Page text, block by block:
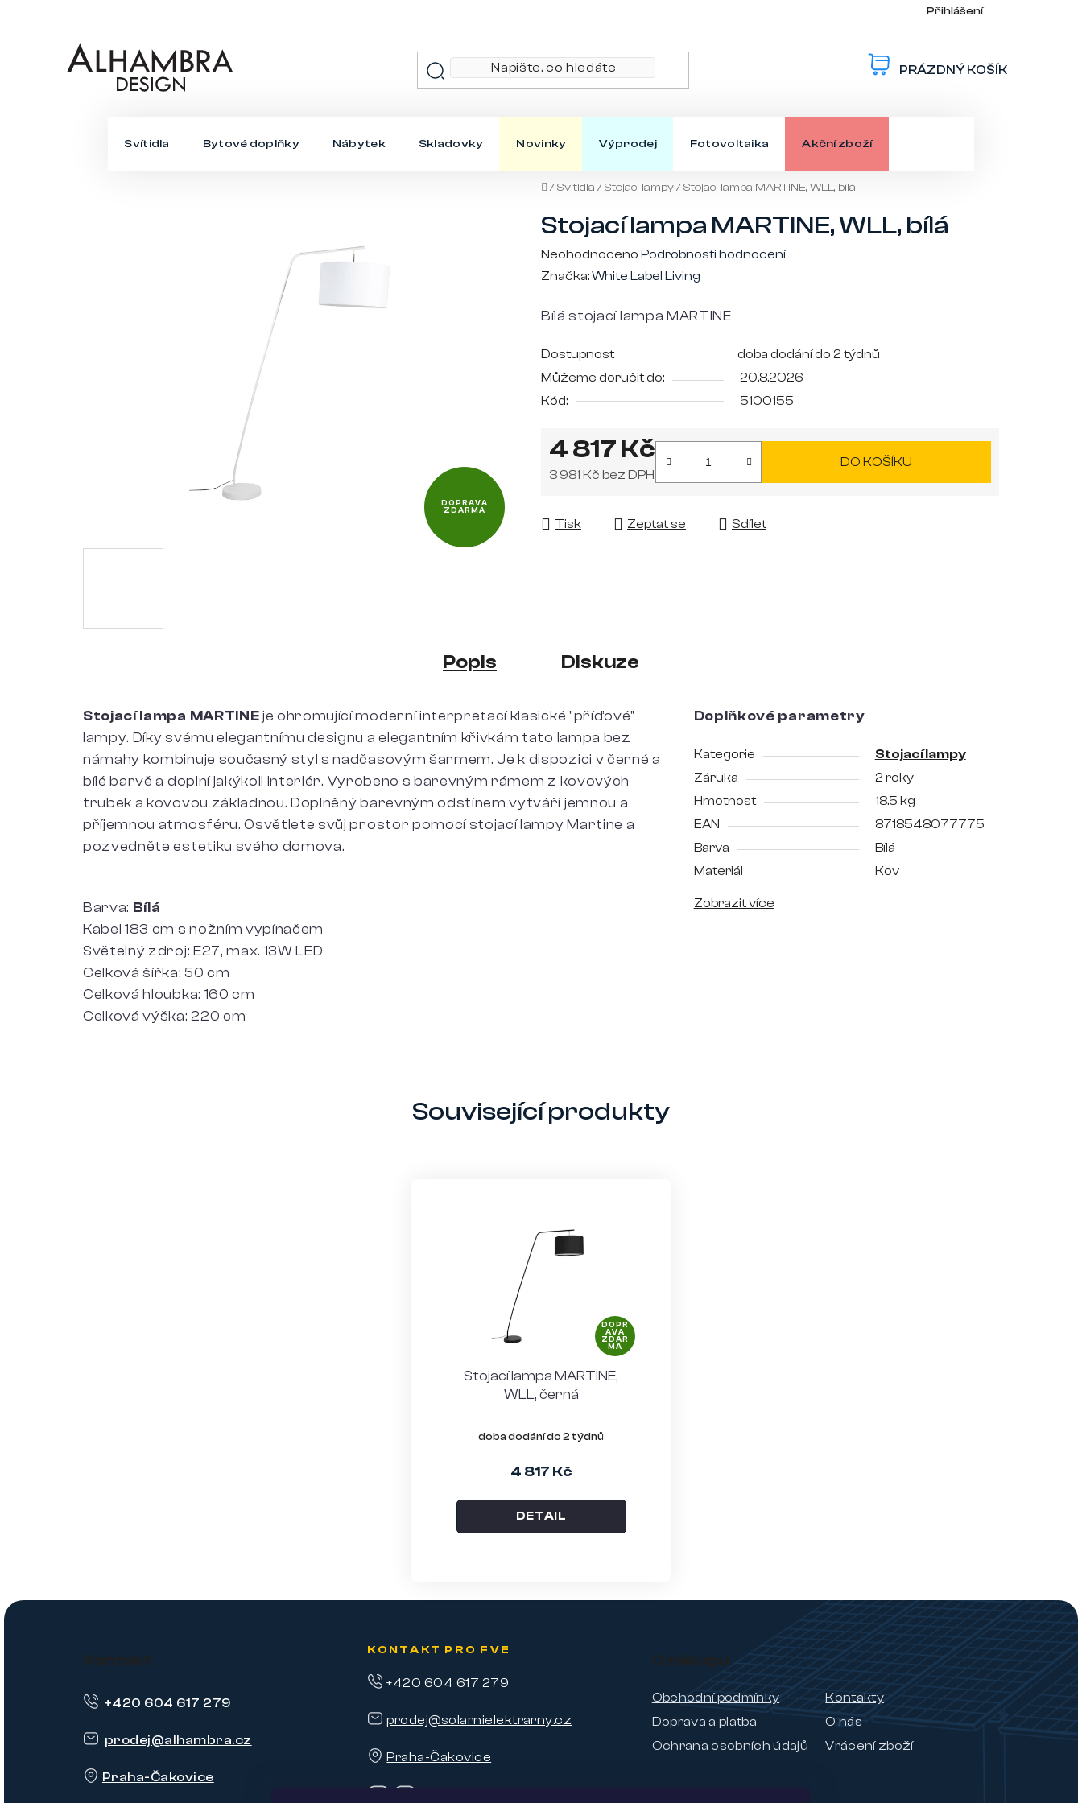
Přihlášení
PRÁZDNÝ KOŠÍK
Svítidla Bytové doplňky Nábytek Skladovky Novinky Výprodej Fotovoltaika Akční zboží
Domů
/Svítidla /Stojací lampy/Stojací lampa MARTINE, WLL, bílá
Stojací lampa MARTINE, WLL, bílá
Průměrné
hodnocení
je
z
5
hvězdiček.
Neohodnoceno Podrobnosti hodnocení
Značka:White Label Living
Bílá stojací lampa MARTINE
Dostupnost
doba dodání do 2 týdnů
Můžeme doručit do:
20.8.2026
Kód:
5100155
4 817 Kč
3 981 Kč bez DPH
DO KOŠÍKU
Tisk Zeptat se Sdílet
DOPRAVA
ZDARMA
Popis Diskuze
Stojací lampa MARTINE je ohromující moderní interpretací klasické "příďové"
lampy. Díky svému elegantnímu designu a elegantním křivkám tato lampa bez
námahy kombinuje současný styl s nadčasovým šarmem. Je k dispozici v černé a
bílé barvě a doplní jakýkoli interiér. Vyrobeno s barevným rámem z kovových
trubek a kovovou základnou. Doplněný barevným odstínem vytváří jemnou a
příjemnou atmosféru. Osvětlete svůj prostor pomocí stojací lampy Martine a
pozvedněte estetiku svého domova.
Barva: Bílá
Kabel 183 cm s nožním vypínačem
Světelný zdroj: E27, max. 13W LED
Celková šířka: 50 cm
Celková hloubka: 160 cm
Celková výška: 220 cm
Doplňkové parametry
Kategorie
Stojací lampy
Záruka
2 roky
Hmotnost
18.5 kg
EAN
8718548077775
Barva
Bílá
Materiál
Kov
Zobrazit více
Související produkty
DOPR
AVA
ZDAR
MA
Stojací lampa MARTINE,
WLL, černá
doba dodání do 2 týdnů
4 817 Kč
DETAIL
Kontakt
prodej@alhambra.cz
Praha-Čakovice
+420 604 617 279
KONTAKT PRO FVE
prodej@solarnielektrarny.cz
Praha-Čakovice
+420 604 617 279
O nákupu
Kontakty
Obchodní podmínky
O nás
Doprava a platba
Vrácení zboží
Ochrana osobních údajů